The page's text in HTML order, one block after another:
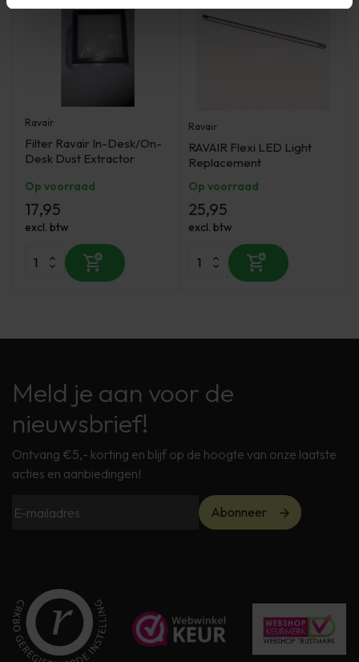
Ravair
Filter Ravair In-Desk/On-
Desk Dust Extractor
Op voorraad
17,95
excl. btw
Ravair
RAVAIR Flexi LED Light
Replacement
Op voorraad
25,95
excl. btw
Meld je aan voor de
nieuwsbrief!
Ontvang €5,- korting en blijf op de hoogte van onze laatste
acties en aanbiedingen!
Abonneer